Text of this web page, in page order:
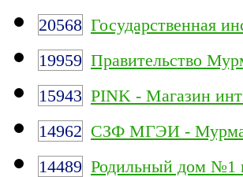
20568 Государственная
19959 Правительство
15943 PINK - Магазин
14962 СЗФ МГЭИ -
14489 Родильный дом №1